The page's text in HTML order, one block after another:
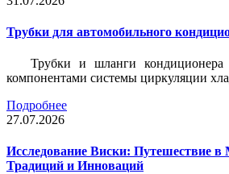
Трубки для автомобильного
Трубки и шланги кондиционера
компонентами системы циркуляции
Подробнее
27.07.2026
Исследование Виски: Путешествие
Традиций и Инноваций